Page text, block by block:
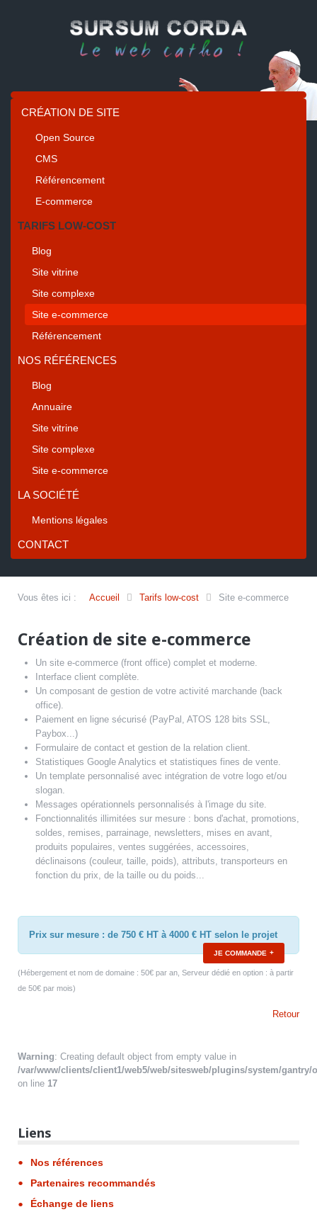
CRÉATION DE SITE
Open Source
CMS
Référencement
E-commerce
TARIFS LOW-COST
Blog
Site vitrine
Site complexe
Site e-commerce
Référencement
NOS RÉFÉRENCES
Blog
Annuaire
Site vitrine
Site complexe
Site e-commerce
LA SOCIÉTÉ
Mentions légales
CONTACT
Vous êtes ici : Accueil Tarifs low-cost Site e-commerce
Création de site e-commerce
Un site e-commerce (front office) complet et moderne.
Interface client complète.
Un composant de gestion de votre activité marchande (back
office).
Paiement en ligne sécurisé (PayPal, ATOS 128 bits SSL,
Paybox...)
Formulaire de contact et gestion de la relation client.
Statistiques Google Analytics et statistiques fines de vente.
Un template personnalisé avec intégration de votre logo et/ou
slogan.
Messages opérationnels personnalisés à l'image du site.
Fonctionnalités illimitées sur mesure : bons d'achat, promotions,
soldes, remises, parrainage, newsletters, mises en avant,
produits populaires, ventes suggérées, accessoires,
déclinaisons (couleur, taille, poids), attributs, transporteurs en
fonction du prix, de la taille ou du poids...
Prix sur mesure : de 750 € HT à 4000 € HT selon le projet
JE COMMANDE
(Hébergement et nom de domaine : 50€ par an, Serveur dédié en option : à partir
de 50€ par mois)
Retour
Warning: Creating default object from empty value in
/var/www/clients/client1/web5/web/sitesweb/plugins/system/
on line 17
Liens
Nos références
Partenaires recommandés
Échange de liens